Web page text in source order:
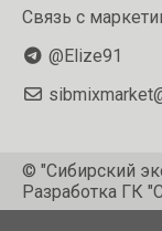
Связь с
@Elize91
© "Сибирский
Разработка ГК